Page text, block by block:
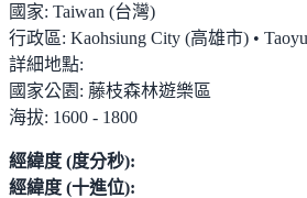
國家: Taiwan (台灣)
行政區: Kaohsiung City (高雄市) •
詳細地點:
國家公園: 藤枝森林遊樂區
海拔: 1600 - 1800
經緯度 (度分秒):
經緯度 (十進位):